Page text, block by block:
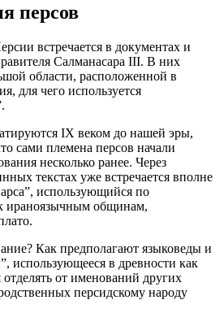
персов
встречается в документах и
Салманасара III. В них
области, расположенной в
для чего используется
IX веком до нашей эры,
сами племена персов начали
несколько ранее. Через
текстах уже встречается вполне
использующийся по
ираноязычным общинам,
Как предполагают языковеды и
использующееся в древности как
отделять от именований других
персидскому народу